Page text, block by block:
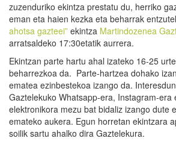
zuzenduriko ekintza prestatu du, herriko
eman eta haien kezka eta beharrak
ahotsa gazteei” ekintza Martindozenea
arratsaldeko 17:30etatik aurrera.
Ekintzan parte hartu ahal izateko 16-25
beharrezkoa da. Parte-hartzea dohako
ematea ezinbestekoa izango da.
Gaztelekuko Whatsapp-era, Instagram-era
elektronikora mezu bat bidaliz izango dute
emateko aukera. Egun horretan ekintzara
soilik sartu ahalko dira Gaztelekura.